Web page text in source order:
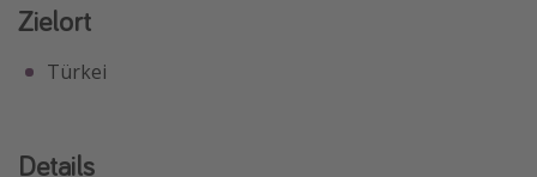
Zielort
Türkei
Details